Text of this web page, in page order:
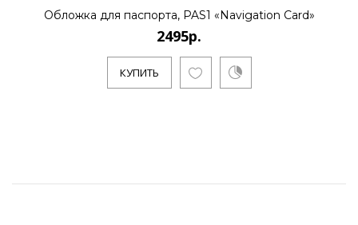
Обложка для паспорта, PAS1 «Navigation Card»
2495р.
КУПИТЬ